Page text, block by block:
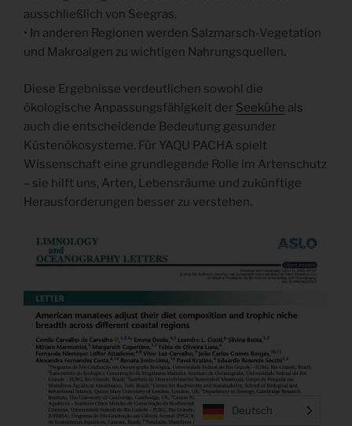
ausschließlich von Seegras.
• In anderen Regionen werden Salzmarsch-Vegetation
und Makroalgen zu wichtigen Nahrungsquellen.
Diese Ergebnisse verdeutlichen sowohl die
ökologische Anpassungsfähigkeit der Seekühe als
auch die entscheidende Bedeutung gesunder
Küstenökosysteme. Für YAQU PACHA spielt
Wissenschaft eine grundlegende Rolle im Artenschutz
– sie hilft uns, Arten, Lebensräume und zukünftige
Herausforderungen besser zu verstehen.
Deutsch